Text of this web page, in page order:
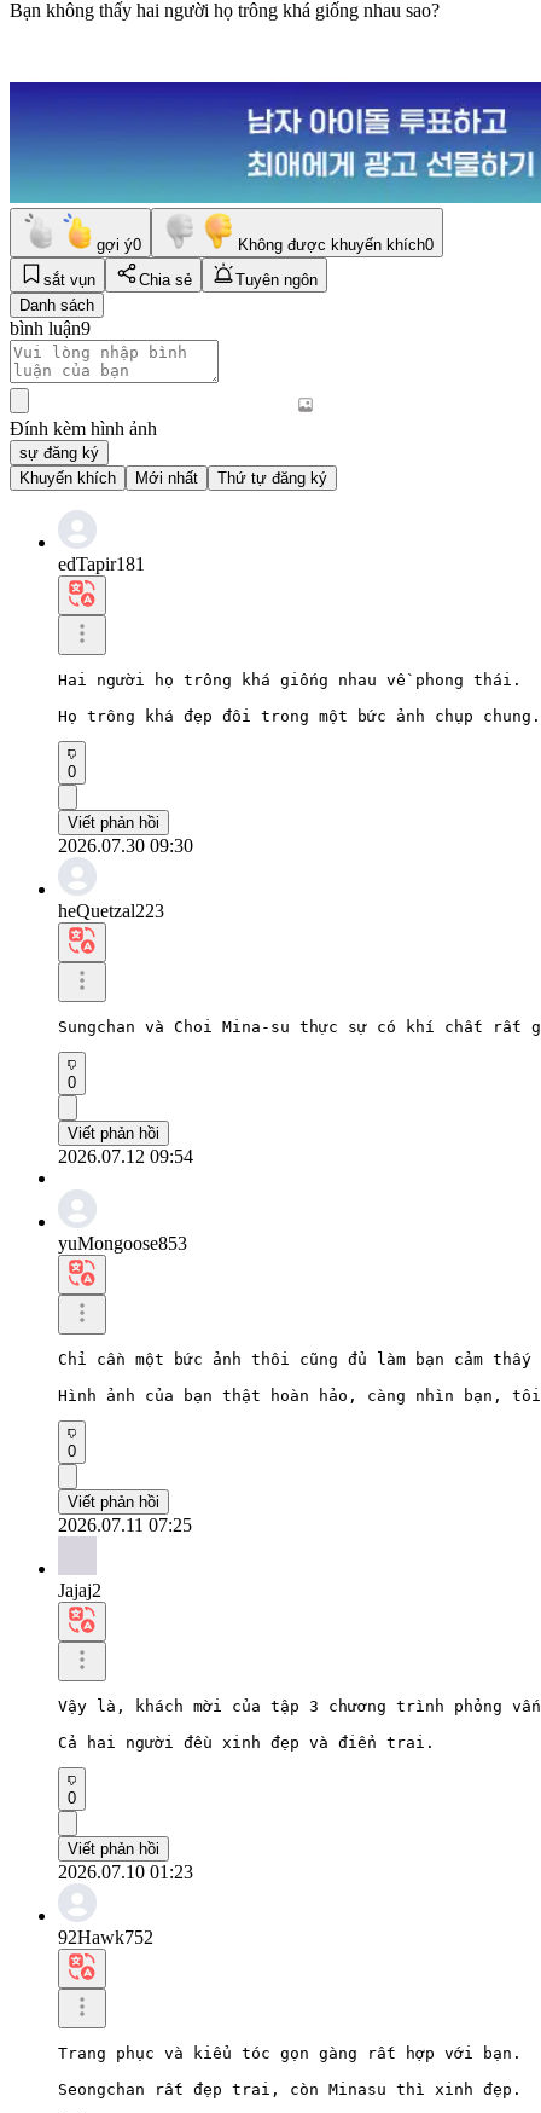
Bạn không thấy hai người họ trông khá giống nhau sao?
gợi ý0 Không được khuyến khích0
sắt vụn
Chia sẻ
Tuyên ngôn
Danh sách
bình luận9
Đính kèm hình ảnh
sự đăng ký
Khuyến khích
Mới nhất Thứ tự đăng ký
edTapir181
Hai người họ trông khá giống nhau về phong thái.
Họ trông khá đẹp đôi trong một bức ảnh chụp chung.
0
Viết phản hồi
2026.07.30 09:30
heQuetzal223
Sungchan và Choi Mina-su thực sự có khí chất rất
0
Viết phản hồi
2026.07.12 09:54
yuMongoose853
Chỉ cần một bức ảnh thôi cũng đủ làm bạn cảm thấy
Hình ảnh của bạn thật hoàn hảo, càng nhìn bạn,
0
Viết phản hồi
2026.07.11 07:25
Jajaj2
Vậy là, khách mời của tập 3 chương trình phỏng
Cả hai người đều xinh đẹp và điển trai.
0
Viết phản hồi
2026.07.10 01:23
92Hawk752
Trang phục và kiểu tóc gọn gàng rất hợp với bạn.
Seongchan rất đẹp trai, còn Minasu thì xinh đẹp.